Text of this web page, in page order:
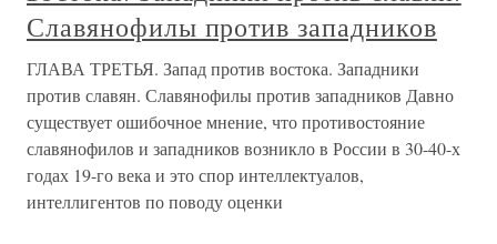
Славянофилы против западников
ГЛАВА ТРЕТЬЯ. Запад против востока. Западники
против славян. Славянофилы против западников Давно
существует ошибочное мнение, что противостояние
славянофилов и западников возникло в России в 30-40-х
годах 19-го века и это спор интеллектуалов,
интеллигентов по поводу оценки